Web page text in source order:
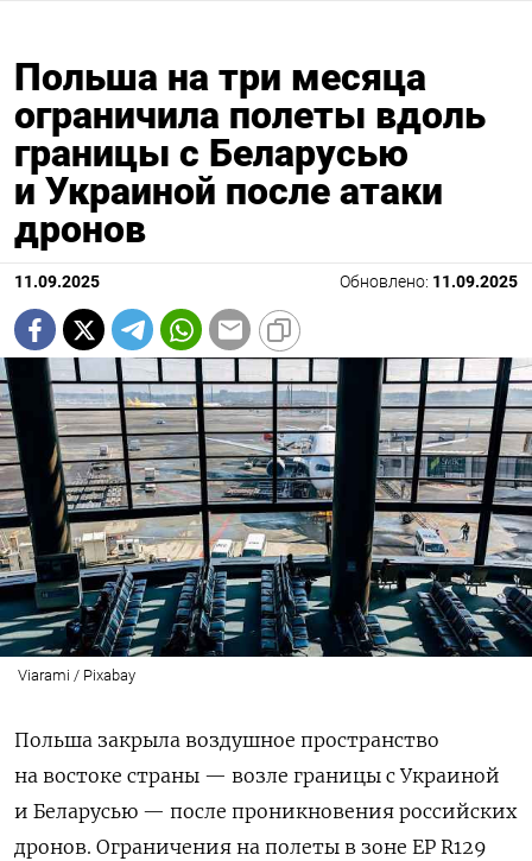
Польша на три месяца
ограничила полеты вдоль
границы с Беларусью
и Украиной после атаки
дронов
11.09.2025 Обновлено: 11.09.2025
Viarami / Pixabay
Польша закрыла воздушное пространство
на востоке страны — возле границы с Украиной
и Беларусью — после проникновения российских
дронов. Ограничения на полеты в зоне EP R129